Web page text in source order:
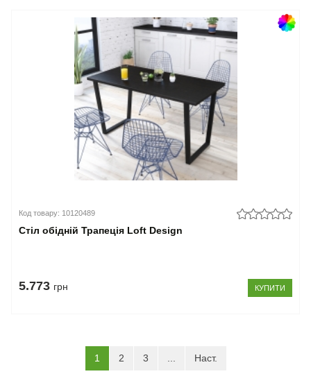
Код товару: 10120489
Стіл обідній Трапеція Loft Design
5.773 грн КУПИТИ
1 (current)
2 3 Наст.